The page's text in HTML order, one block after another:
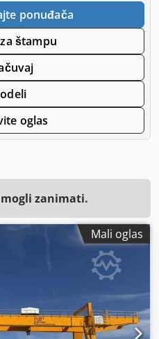
ponuđača
štampu
oglas
zanimati.
Mali oglas